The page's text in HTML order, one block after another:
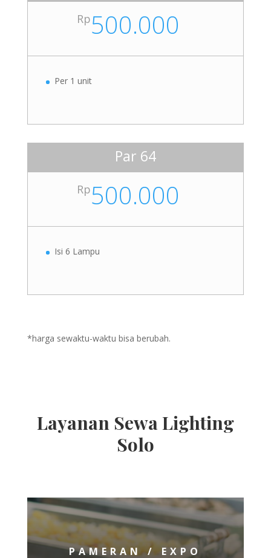
Rp500.000
Per 1 unit
Par 64
Rp500.000
Isi 6 Lampu
*harga sewaktu-waktu bisa berubah.
Layanan Sewa Lighting
Solo
PAMERAN / EXPO